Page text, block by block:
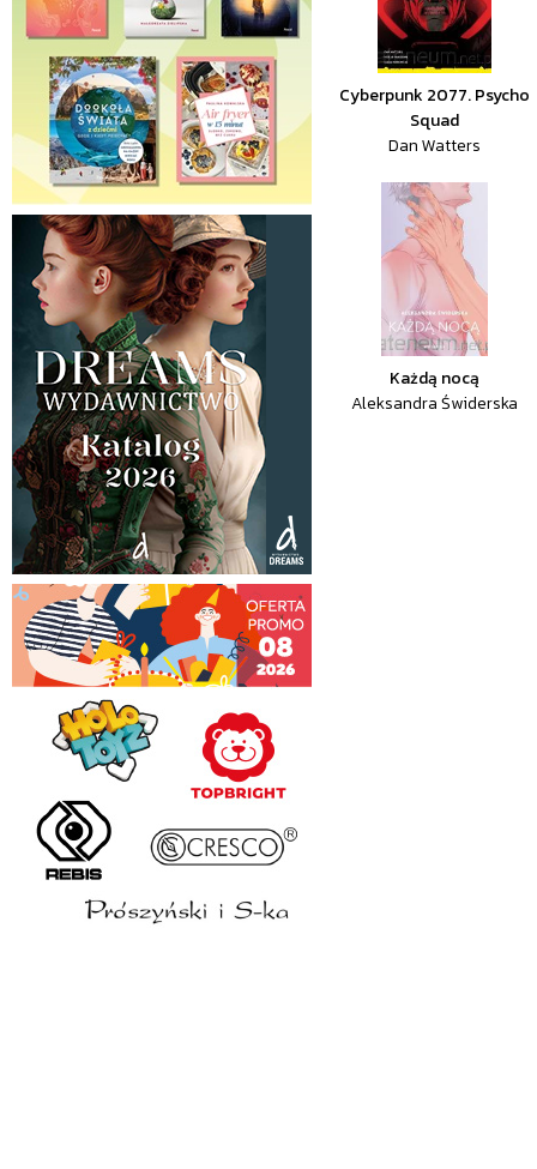
Cyberpunk 2077. Psycho
Squad
Dan Watters
Każdą nocą
Aleksandra Świderska